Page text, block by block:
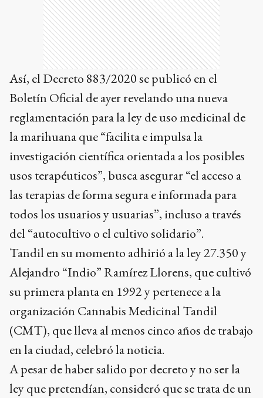
Así, el Decreto 883/2020 se publicó en el
Boletín Oficial de ayer revelando una nueva
reglamentación para la ley de uso medicinal de
la marihuana que “facilita e impulsa la
investigación científica orientada a los posibles
usos terapéuticos”, busca asegurar “el acceso a
las terapias de forma segura e informada para
todos los usuarios y usuarias”, incluso a través
del “autocultivo o el cultivo solidario”.
Tandil en su momento adhirió a la ley 27.350 y
Alejandro “Indio” Ramírez Llorens, que cultivó
su primera planta en 1992 y pertenece a la
organización Cannabis Medicinal Tandil
(CMT), que lleva al menos cinco años de trabajo
en la ciudad, celebró la noticia.
A pesar de haber salido por decreto y no ser la
ley que pretendían, consideró que se trata de un